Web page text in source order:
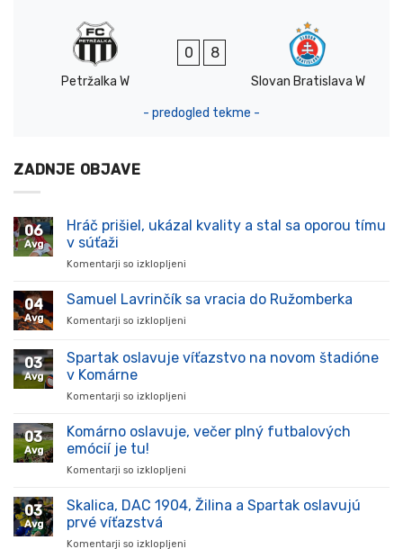
Petržalka W
0 8
Slovan Bratislava W
- predogled tekme -
ZADNJE OBJAVE
06
Avg
Hráč prišiel, ukázal kvality a stal sa oporou tímu
v súťaži
Komentarji so izklopljeni
prišiel,
stal
súťaži
04
Avg
Samuel Lavrinčík sa vracia do Ružomberka
Komentarji so izklopljeni
Lavrinčík
sa
03
Avg
Spartak oslavuje víťazstvo na novom štadióne
v Komárne
Komentarji so izklopljeni
oslavuje
v
03
Avg
Komárno oslavuje, večer plný futbalových
emócií je tu!
Komentarji so izklopljeni
oslavuje,
03
Avg
Skalica, DAC 1904, Žilina a Spartak oslavujú
prvé víťazstvá
Komentarji so izklopljeni